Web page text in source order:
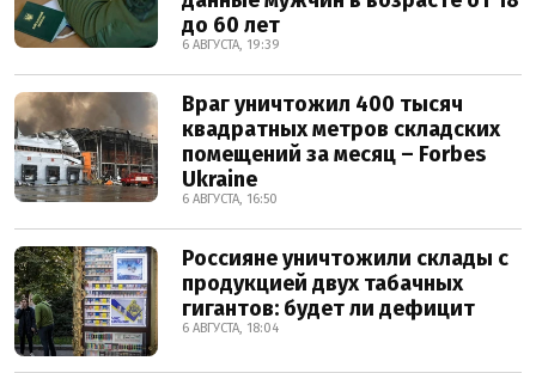
до 60 лет
6 АВГУСТА, 19:39
Враг уничтожил 400 тысяч
квадратных метров складских
помещений за месяц – Forbes
Ukraine
6 АВГУСТА, 16:50
Россияне уничтожили склады с
продукцией двух табачных
гигантов: будет ли дефицит
6 АВГУСТА, 18:04